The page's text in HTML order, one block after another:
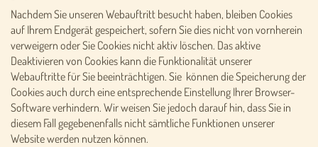
Nachdem Sie unseren Webauftritt besucht haben, bleiben Cookies
auf Ihrem Endgerät gespeichert, sofern Sie dies nicht von vornherein
verweigern oder Sie Cookies nicht aktiv löschen. Das aktive
Deaktivieren von Cookies kann die Funktionalität unserer
Webauftritte für Sie beeinträchtigen. Sie können die Speicherung der
Cookies auch durch eine entsprechende Einstellung Ihrer Browser-
Software verhindern. Wir weisen Sie jedoch darauf hin, dass Sie in
diesem Fall gegebenenfalls nicht sämtliche Funktionen unserer
Website werden nutzen können.